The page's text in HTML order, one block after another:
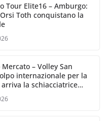
Tour Elite16 – Amburgo:
Toth conquistano la
– Volley San
internazionale per la
arriva la schiacciatrice
Teivane